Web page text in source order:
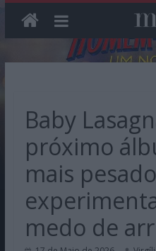
Baby
próximo
mais
medo de